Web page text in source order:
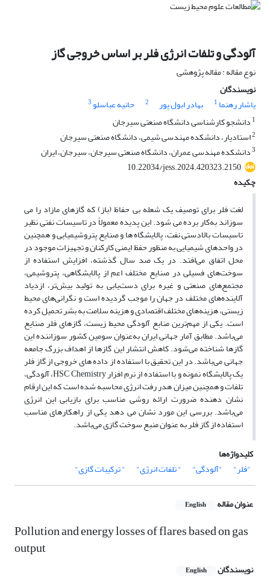
آلودگی و تلفات انرژی فلر بر اساس خروجی گاز
نوع مقاله : مقاله پژوهشی
نویسندگان
یاشار رهنما 1 بهادر ابول پور 2 حانیه عباسلو3
1 دانشجو کارشناسی دانشگاه صنعتی سیرجان
2استادیار، دانشکده مهندسی شیمی، دانشگاه صنعتی سیرجان
3دانشکده مهندسی عمران، دانشگاه صنعتی سیرجان، سیرجان، ایران
10.22034/jess.2024.420323.2150
چکیده
لغت فلر برای توصیف یک شعله بی حفاظ (باز) که گازهای مازاد را می
سوزاند به‌کار برده می شود. این پدیده معمولاً در تاسیسات نفتی نظیر
تاسیسات بالادستی نفت، پالایشگاه ها و صنایع پتروشیمیایی و همچنین
در واحدهای شیمیایی به منظور حفظ ایمنی کارکنان و تجهیزات موجود در
محل اتفاق می‌افتد. در یک‌ صد سال گذشته، افزایش استفاده از
سوخت‌های فسیلی در صنایع مختلف اعم از پالایشگاهی، پتروشیمی،
مجتمع‌های صنعتی و غیره برای دست‌یابی به تولید بیش‌تر، ازدیاد
آلاینده‌های مختلف در جهان را موجب گردیده است و نگرانی‌های محیط
زیستی، هزینه‌های مختلف اقتصادی و هزینه سلامت به بشر تحمیل کرده
است. یکی از مهم‌ترین منابع آلودگی محیط زیست، گازهای فلر صنایع
می‌باشد. مطابق آمار جهانی ایران به‌عنوان سومین کشور سوزاننده این
گازها شناخته می‌شود. کاهش انتشار این گازها از اهداف بزرگ جامعه
جهانی می‌باشد. در این تحقیق با استفاده از داده های خروجی از گاز فلر
یک پالایشگاه نمونه و با استفاده از نرم افزار HSC Chemistry، آلودگی،
تلفات و همچنین میزان هدر رفت انرژی محاسبه شده است که این ارقام
نشان دهنده ضرورت ارائه روشی مناسب برای بازیابی این انرژی
می‌باشد. بررسی این مورد نشان می دهد یکی از راهکارهای مناسب
استفاده از گاز فلر به عنوان منبع سوخت گازی می‌باشد.
کلیدواژه‌ها
"فلر"
"آلودگی" " تلفات انرژی" " ترکیبات گازی"
عنوان مقاله English
Pollution and energy losses of flares based on gas
output
نویسندگان English